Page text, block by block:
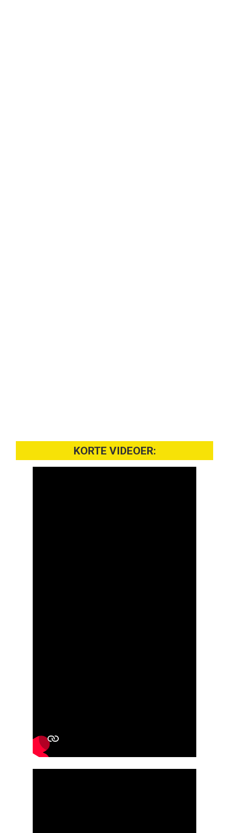
KORTE VIDEOER: